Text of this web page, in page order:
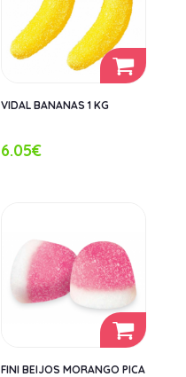
VIDAL BANANAS 1 KG
6.05€
FINI BEIJOS MORANGO PICA